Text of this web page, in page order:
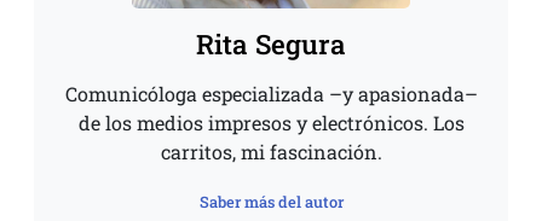
Rita Segura
Comunicóloga especializada –y apasionada–
de los medios impresos y electrónicos. Los
carritos, mi fascinación.
Saber más del autor